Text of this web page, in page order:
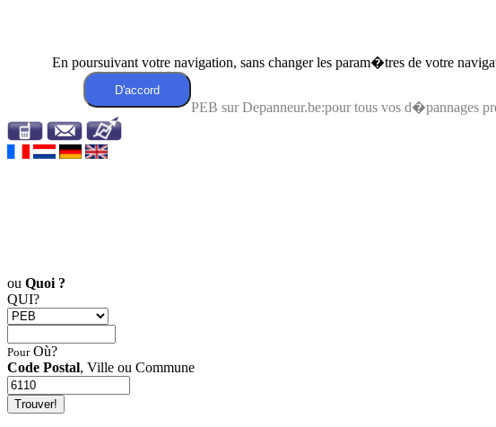
En poursuivant votre navigation, sans changer les param�tres de votre
PEB sur Depanneur.be:pour tous vos d�pannages
ou Quoi ?
QUI?
PourOù?
Code Postal, Ville ou Commune